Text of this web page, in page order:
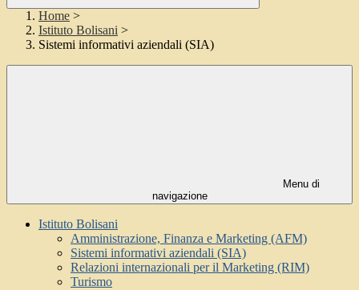
Home >
Istituto Bolisani >
Sistemi informativi aziendali (SIA)
Menu di
navigazione
Istituto Bolisani
Amministrazione, Finanza e Marketing (AFM)
Sistemi informativi aziendali (SIA)
Relazioni internazionali per il Marketing (RIM)
Turismo